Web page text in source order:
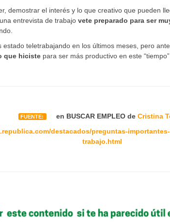
demostrar el interés y lo que creativo que pueden
entrevista de trabajo vete preparado para ser
estado teletrabajando en los últimos meses, pero
que hiciste para ser más productivo en este
FUENTE: en BUSCAR EMPLEO de Cristina
destacados/preguntas-
trabajo.html